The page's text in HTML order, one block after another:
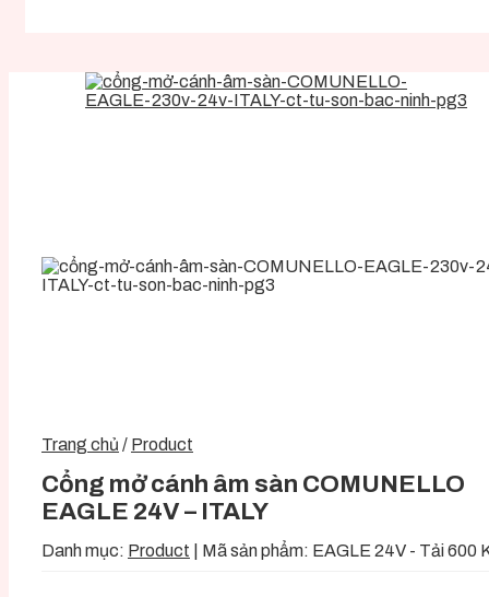
Trang chủ / Product
Cổng mở cánh âm sàn COMUNELLO
EAGLE 24V – ITALY
Danh mục: Product Mã sản phẩm: EAGLE 24V - Tải 600